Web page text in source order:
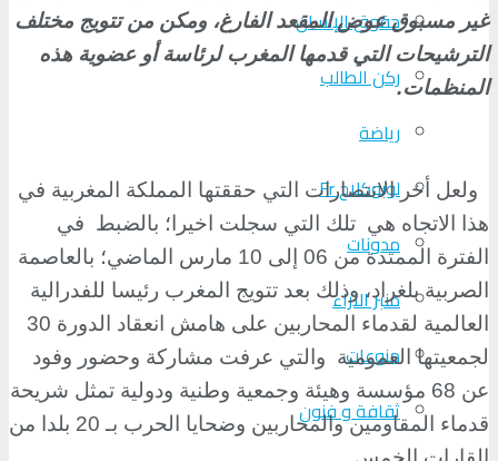
حقوق الإنسان
ركن الطالب
رياضة
لوبوكلاج Fr
مدونات
منبر الآراء
منوعات
ثقافة و فنون
غير مسبوق عوض المقعد الفارغ، ومكن من تتويج مختلف
الترشيحات التي قدمها المغرب لرئاسة أو عضوية هذه
المنظمات.
ولعل أخر الانتصارات التي حققتها المملكة المغربية في
هذا الاتجاه هي تلك التي سجلت اخيرا؛ بالضبط في
الفترة الممتدة من 06 إلى 10 مارس الماضي؛ بالعاصمة
الصربية بلغراد، وذلك بعد تتويج المغرب رئيسا للفدرالية
العالمية لقدماء المحاربين على هامش انعقاد الدورة 30
لجمعيتها العمومية والتي عرفت مشاركة وحضور وفود
عن 68 مؤسسة وهيئة وجمعية وطنية ودولية تمثل شريحة
قدماء المقاومين والمحاربين وضحايا الحرب بـ 20 بلدا من